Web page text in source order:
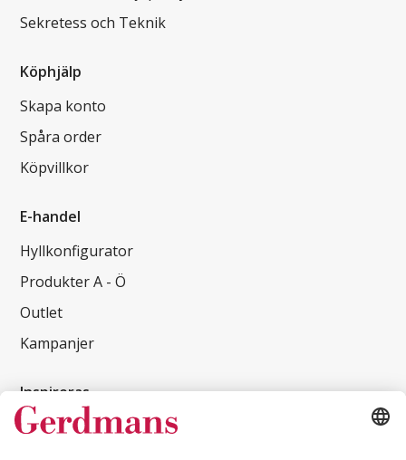
Sekretess och Teknik
Köphjälp
Skapa konto
Spåra order
Köpvillkor
E-handel
Hyllkonfigurator
Produkter A - Ö
Outlet
Kampanjer
Inspireras
Kundcase